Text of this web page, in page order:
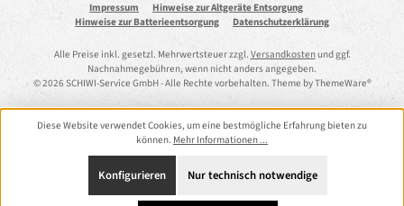
Impressum
Hinweise zur Altgeräte Entsorgung
Hinweise zur Batterieentsorgung
Datenschutzerklärung
Alle Preise inkl. gesetzl. Mehrwertsteuer zzgl. Versandkostenund ggf.
Nachnahmegebühren, wenn nicht anders angegeben.
© 2026 SCHIWI-Service GmbH - Alle Rechte vorbehalten. Theme byThemeWare®
Diese Website verwendet Cookies, um eine bestmögliche Erfahrung bieten zu
können. Mehr Informationen ...
Nur technisch notwendige
Konfigurieren